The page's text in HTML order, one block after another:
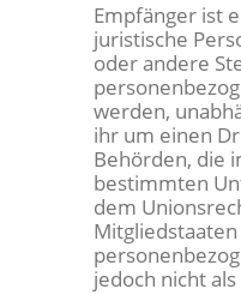
Empfänger ist
juristische
oder andere
werden,
ihr um einen
Behörden, die
bestimmten
dem
jedoch nicht